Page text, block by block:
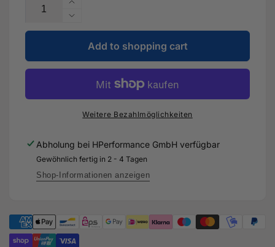
Increase
the
quantity
4
inch
101,6mm
system
for
Audi
DNWA
Reduce
the
quantity
for
4
-
101,6mm
exhaust
system
for
F3
-
DNWA
Add to shopping cart
Weitere Bezahlmöglichkeiten
Abholung bei HPerformance GmbH verfügbar
Gewöhnlich fertig in 2 - 4 Tagen
Shop-Informationen anzeigen